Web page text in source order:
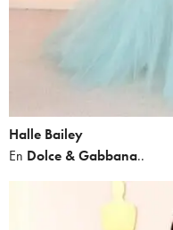
Halle Bailey
En Dolce & Gabbana..